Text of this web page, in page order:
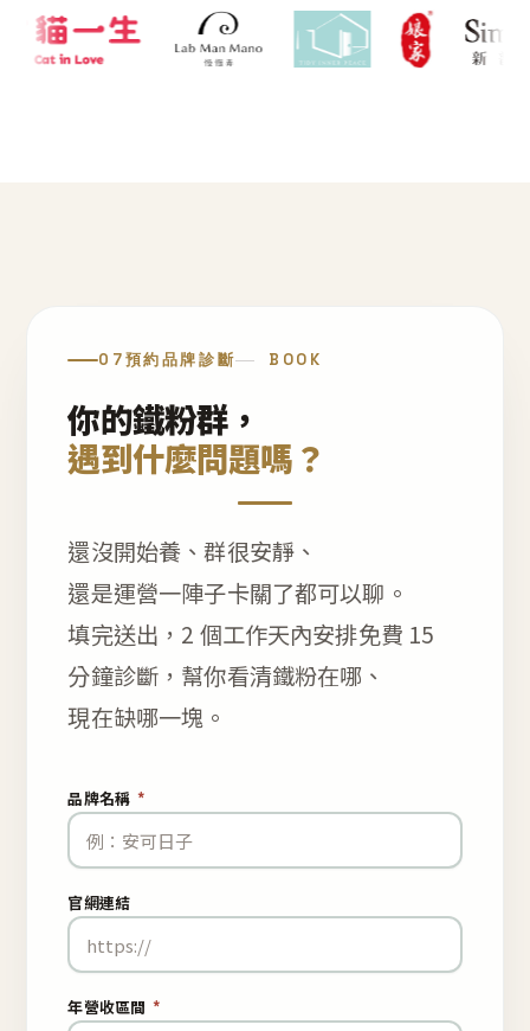
07預約品牌診斷 BOOK
你的鐵粉群，
遇到什麼問題嗎？
還沒開始養、群很安靜、
還是運營一陣子卡關了都可以聊。
填完送出，2 個工作天內安排免費 15
分鐘診斷，幫你看清鐵粉在哪、
現在缺哪一塊。
品牌名稱 *
官網連結
年營收區間 *